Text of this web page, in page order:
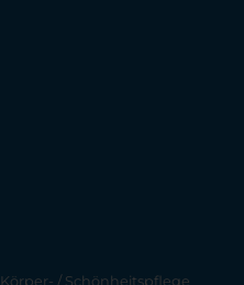
Körper- / Schönheitspflege